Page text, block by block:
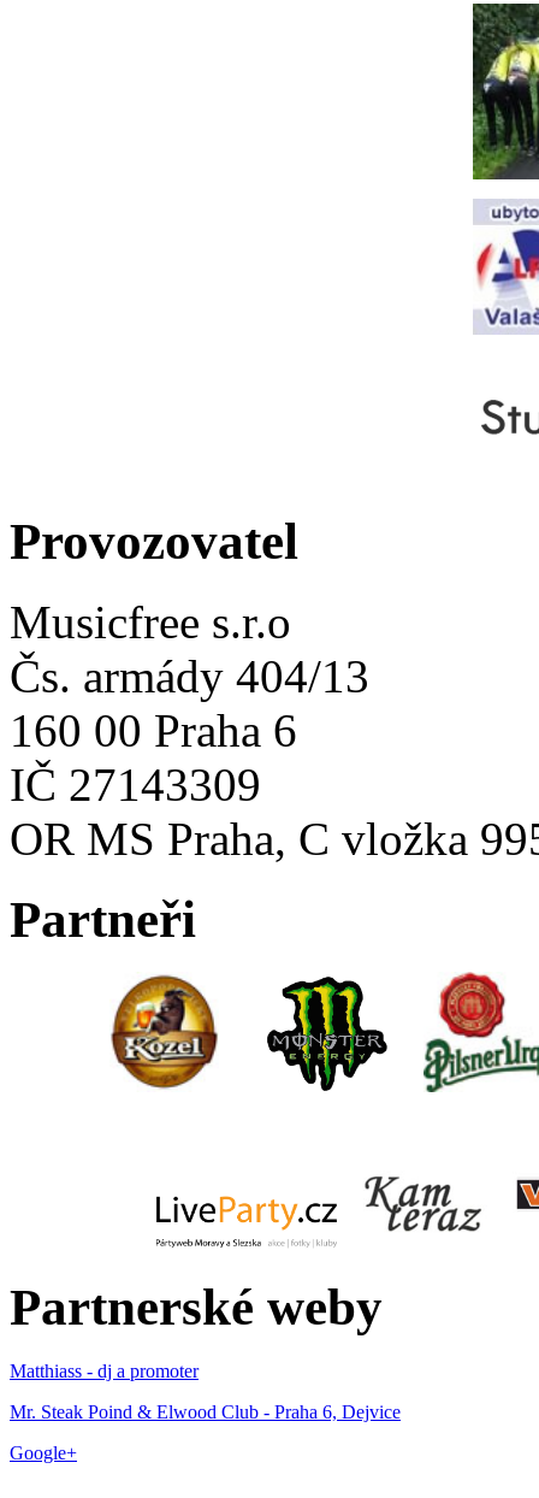
Provozovatel
Musicfree s.r.o
Čs. armády 404/13
160 00 Praha 6
IČ 27143309
OR MS Praha, C vložka
Partneři
Partnerské weby
Matthiass - dj a promoter
Mr. Steak Poind & Elwood Club - Praha 6, Dejvice
Google+